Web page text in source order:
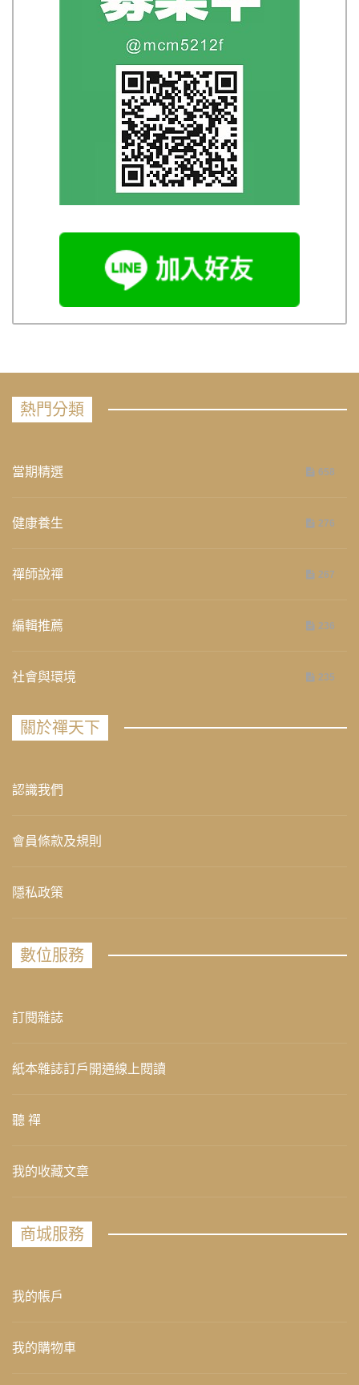
熱門分類
當期精選 658
健康養生 276
禪師說禪 267
編輯推薦 236
社會與環境 235
關於禪天下
認識我們
會員條款及規則
隱私政策
數位服務
訂閱雜誌
紙本雜誌訂戶開通線上閱讀
聽 禪
我的收藏文章
商城服務
我的帳戶
我的購物車